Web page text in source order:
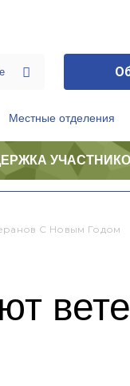
Местные отделения
С Новым Годом